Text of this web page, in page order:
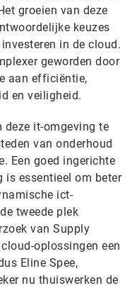
groeien van deze
keuzes
in de cloud.
geworden door
aan efficiëntie,
en veiligheid.
deze it-omgeving te
van onderhoud
Een goed ingerichte
is essentieel om beter
ict-
tweede plek
van Supply
oplossingen een
Eline Spee,
nu thuiswerken de